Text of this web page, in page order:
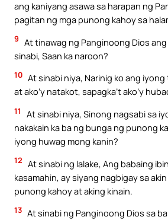
ang kaniyang asawa sa harapan ng
pagitan ng mga punong kahoy sa
9 At tinawag ng Panginoong Dios ang
sinabi, Saan ka naroon?
10 At sinabi niya, Narinig ko ang
at ako’y natakot, sapagka’t ako’y
11
At sinabi niya, Sinong nagsabi sa
nakakain ka ba ng bunga ng punong
iyong huwag mong kanin?
12 At sinabi ng lalake, Ang babaing
kasamahin, ay siyang nagbigay sa
punong kahoy at aking kinain.
13 At sinabi ng Panginoong Dios sa